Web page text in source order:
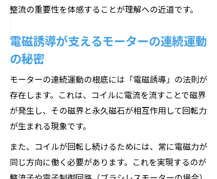
整流の重要性を体感することが理解への近道です。
電磁誘導が支えるモーターの連続運動
の秘密
モーターの連続運動の根底には「電磁誘導」の法則が
存在します。これは、コイルに電流を流すことで磁界
が発生し、その磁界と永久磁石が相互作用して回転力
が生まれる現象です。
また、コイルが回転し続けるためには、常に電磁力が
同じ方向に働く必要があります。これを実現するのが